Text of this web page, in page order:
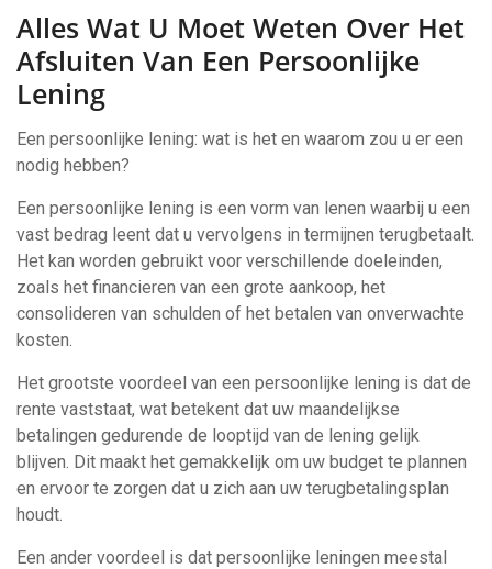
Alles Wat U Moet Weten Over Het
Afsluiten Van Een Persoonlijke
Lening
Een persoonlijke lening: wat is het en waarom zou u er een
nodig hebben?
Een persoonlijke lening is een vorm van lenen waarbij u een
vast bedrag leent dat u vervolgens in termijnen terugbetaalt.
Het kan worden gebruikt voor verschillende doeleinden,
zoals het financieren van een grote aankoop, het
consolideren van schulden of het betalen van onverwachte
kosten.
Het grootste voordeel van een persoonlijke lening is dat de
rente vaststaat, wat betekent dat uw maandelijkse
betalingen gedurende de looptijd van de lening gelijk
blijven. Dit maakt het gemakkelijk om uw budget te plannen
en ervoor te zorgen dat u zich aan uw terugbetalingsplan
houdt.
Een ander voordeel is dat persoonlijke leningen meestal